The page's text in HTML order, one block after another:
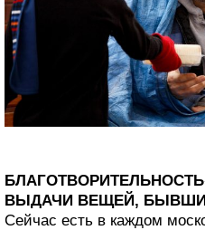
ВЫДАЧИ ВЕЩЕЙ,
Сейчас есть в каждом